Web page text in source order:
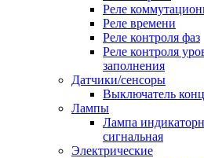
Реле
Реле времени
Реле контроля фаз
Реле контроля
заполнения
Датчики/сенсоры
Выключатель
Лампы
Лампа
сигнальная
Электрические